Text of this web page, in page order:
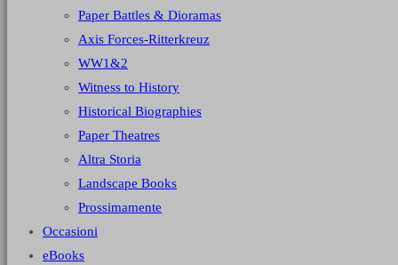
Paper Battles & Dioramas
Axis Forces-Ritterkreuz
WW1&2
Witness to History
Historical Biographies
Paper Theatres
Altra Storia
Landscape Books
Prossimamente
Occasioni
eBooks